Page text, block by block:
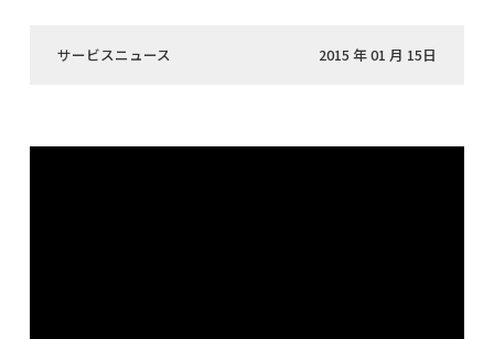
サービスニュース 2015 年 01 月 15日